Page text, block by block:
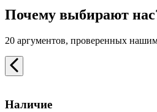
Почему выбирают
20 аргументов, проверенных
Наличие